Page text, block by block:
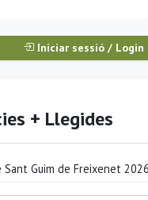
Iniciar sessió / Login
+ Llegides
Sant Guim de Freixenet 2026